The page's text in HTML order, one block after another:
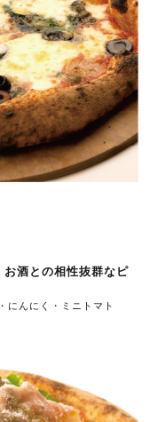
お酒との相性抜群なピ
・ にんにく・ミニトマト